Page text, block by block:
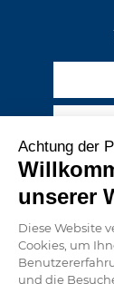
Achtung der
unserer
Diese Website
Cookies, um
und die